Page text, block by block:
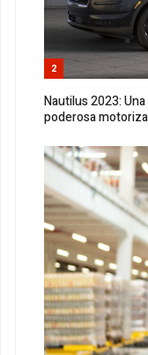
2
Nautilus 2023:
poderosa